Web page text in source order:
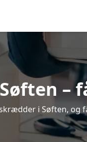
–
i Søften, og